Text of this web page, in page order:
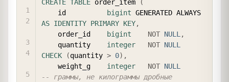
CREATE TABLE order_item
(
    id
bigint
AS IDENTITY PRIMARY KEY,
    order_id
bigint NOT NULL,
    quantity
integer NOT NULL
CHECK
(quantity > 0) ,
    weight_g
integer NOT NULL
-- граммы, не килограммы дробные